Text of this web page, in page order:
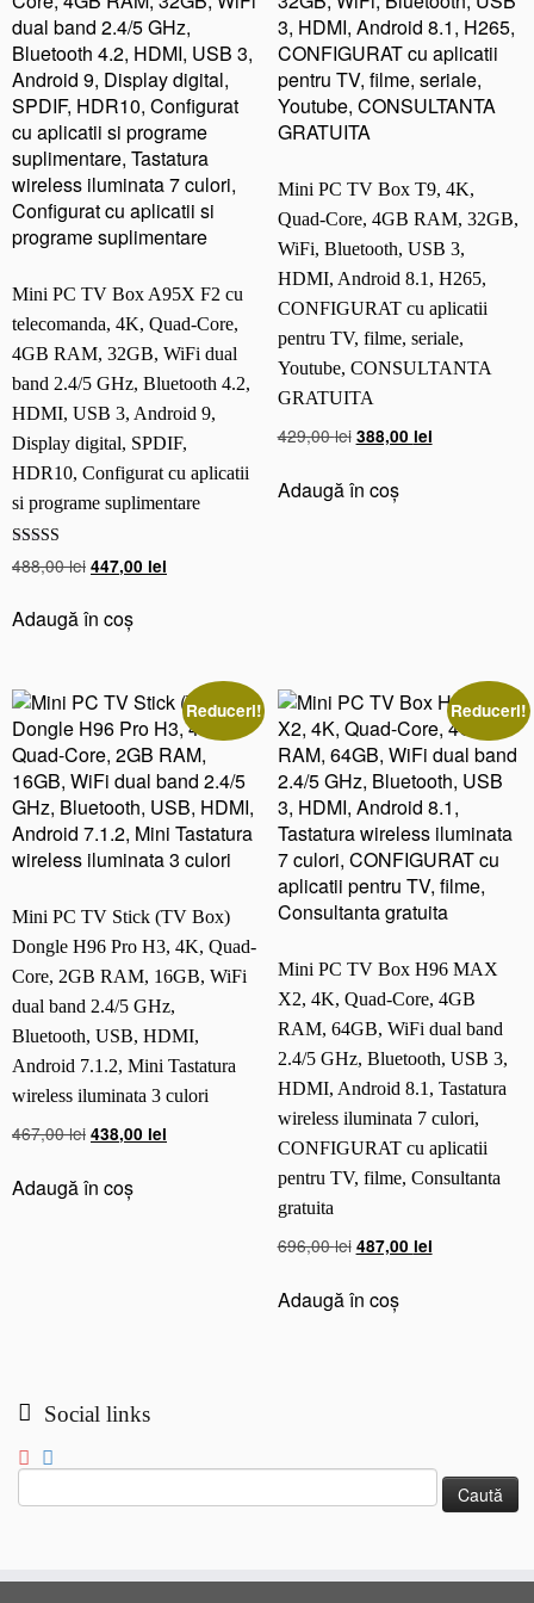
d
u
a
l
b
a
n
d
2.
4/
G
H
z,
B
l
u
e
t
o
o
t
U
3,
H
D
M
I,
A
n
d
o
i
d
7.
1,
C
N
F
G
p
c
a
i
Mini PC TV Box A95X F2 cu
telecomanda, 4K, Quad-Core,
4GB RAM, 32GB, WiFi dual
band 2.4/5 GHz, Bluetooth 4.2,
HDMI, USB 3, Android 9,
Display digital, SPDIF,
HDR10, Configurat cu aplicatii
si programe suplimentare
Evaluat la
5.00
488,00lei Prețul
a
447,00 lei
Adaugă în coș
Mini PC TV Box T9, 4K,
Quad-Core, 4GB RAM, 32GB,
WiFi, Bluetooth, USB 3,
HDMI, Android 8.1, H265,
CONFIGURAT cu aplicatii
pentru TV, filme, seriale,
Youtube, CONSULTANTA
GRATUITA
429,00lei Prețul
a
388,00 leiPrețul
Adaugă în coș
Reduceri!
Mini PC TV Stick (TV Box)
Dongle H96 Pro H3, 4K, Quad-
Core, 2GB RAM, 16GB, WiFi
dual band 2.4/5 GHz,
Bluetooth, USB, HDMI,
Android 7.1.2, Mini Tastatura
wireless iluminata 3 culori
467,00lei Prețul
a
438,00 lei
Adaugă în coș
Reduceri!
Mini PC TV Box H96 MAX
X2, 4K, Quad-Core, 4GB
RAM, 64GB, WiFi dual band
2.4/5 GHz, Bluetooth, USB 3,
HDMI, Android 8.1, Tastatura
wireless iluminata 7 culori,
CONFIGURAT cu aplicatii
pentru TV, filme, Consultanta
gratuita
696,00lei Prețul
a
487,00 leiPrețul
Adaugă în coș
Social links
după: